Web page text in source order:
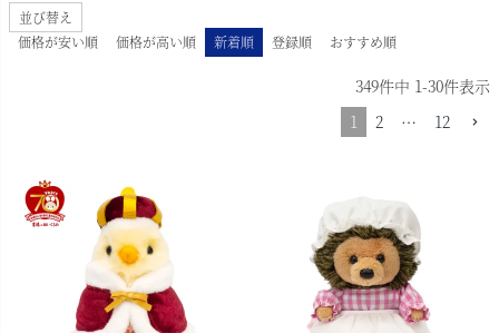
並び替え
価格が安い順
価格が高い順 新着順 登録順 おすすめ順
349件中 1-30件表示
1
2 … 12